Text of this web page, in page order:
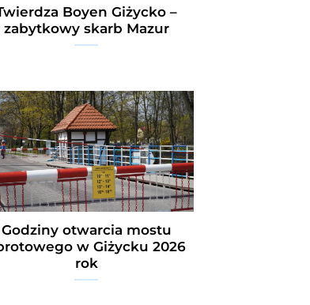
Boyen Giżycko –
zabytkowy skarb Mazur
Godziny otwarcia mostu
w Giżycku 2026
rok